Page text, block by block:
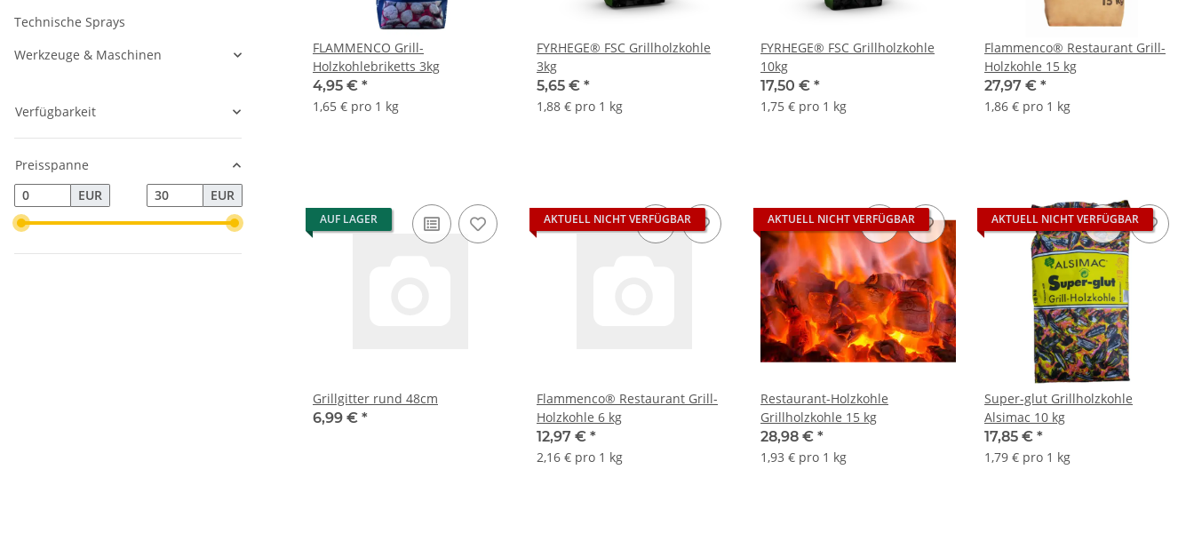
FLAMMENCO Grill-
Holzkohlebriketts 3kg
4,95 € *
1,65 € pro 1 kg
FYRHEGE® FSC Grillholzkohle
3kg
5,65 € *
1,88 € pro 1 kg
FYRHEGE® FSC Grillholzkohle
10kg
17,50 € *
1,75 € pro 1 kg
Flammenco® Restaurant Grill-
Holzkohle 15 kg
27,97 € *
1,86 € pro 1 kg
AUF LAGER
Grillgitter rund 48cm
6,99 € *
AKTUELL NICHT VERFÜGBAR
Flammenco® Restaurant Grill-
Holzkohle 6 kg
12,97 € *
2,16 € pro 1 kg
AKTUELL NICHT VERFÜGBAR
Restaurant-Holzkohle
Grillholzkohle 15 kg
28,98 € *
1,93 € pro 1 kg
AKTUELL NICHT VERFÜGBAR
Super-glut Grillholzkohle
Alsimac 10 kg
17,85 € *
1,79 € pro 1 kg
Technische Sprays
Werkzeuge & Maschinen
Verfügbarkeit
Preisspanne
EUR
EUR